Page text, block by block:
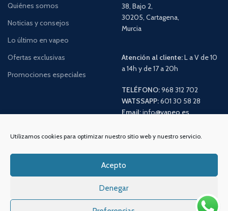
Utilizamos cookies para optimizar nuestro sitio web y nuestro servicio.
Acepto
Denegar
Quiénes somos
Noticias y consejos
Lo último en vapeo
Ofertas exclusivas
Promociones especiales
38, Bajo 2,
30205, Cartagena,
Murcia
Atención al cliente:L a V de 10
a 14h y de 17 a 20h
TELÉFONO:968 312 702
WATSSAPP:601 30 58 28
Email:info@vapeo.es